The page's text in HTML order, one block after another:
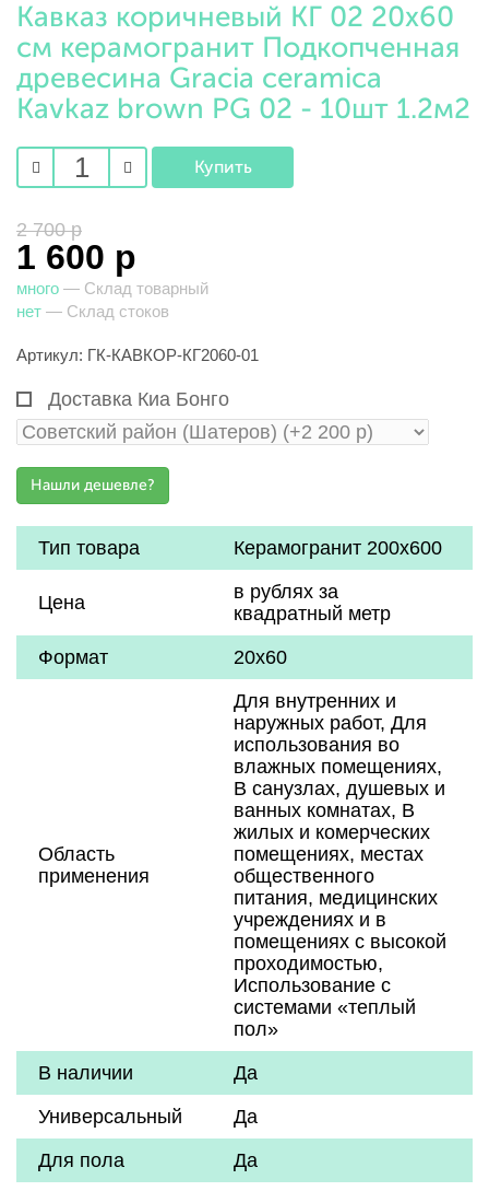
Кавказ коричневый КГ 02 20х60
см керамогранит Подкопченная
древесина Gracia ceramica
Kavkaz brown PG 02 - 10шт 1.2м2
2 700 р
1 600 р
много — Склад товарный
нет — Склад стоков
Артикул: ГК-КАВКОР-КГ2060-01
Доставка Киа Бонго
Тип товара Керамогранит 200х600
Цена
в рублях за
квадратный метр
Формат
20х60
Область
применения
Для внутренних и
наружных работ, Для
использования во
влажных помещениях,
В санузлах, душевых и
ванных комнатах, В
жилых и комерческих
помещениях, местах
общественного
питания, медицинских
учреждениях и в
помещениях с высокой
проходимостью,
Использование с
системами «теплый
пол»
В наличии
Да
Универсальный
Да
Для пола
Да